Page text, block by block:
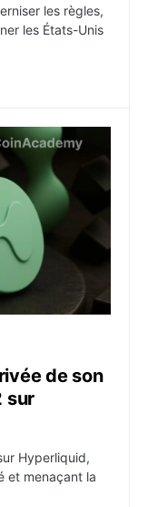
les règles,
les États-Unis
son USDC natif
de son
sur
Hyperliquid,
et menaçant la